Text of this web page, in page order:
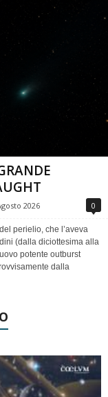
2026 0
perielio, che l’aveva
(dalla diciottesima alla
potente outburst
dalla